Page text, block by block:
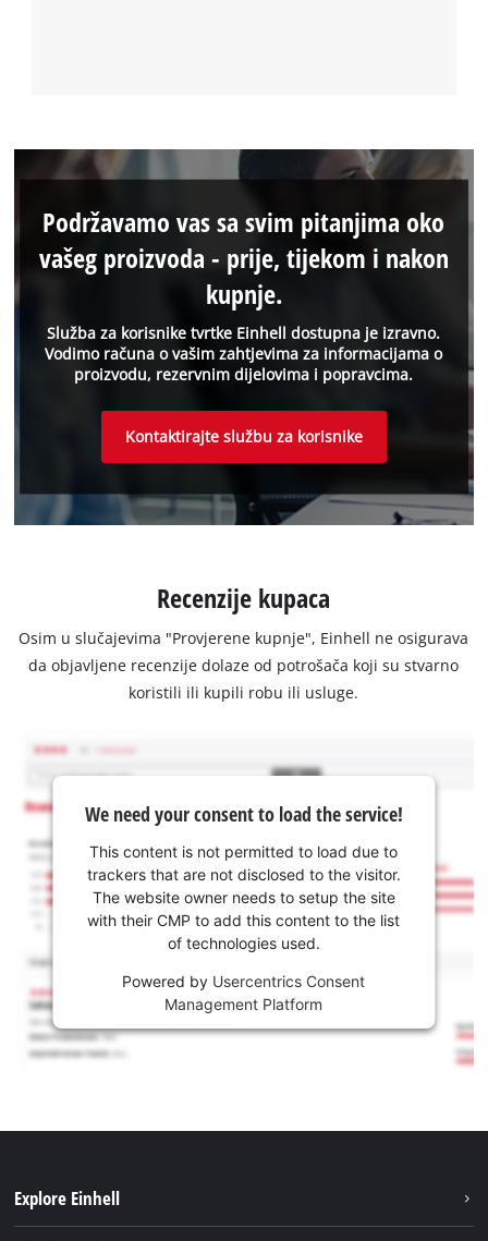
Služba za korisnike tvrtke Einhell dostupna je izravno.
Vodimo računa o vašim zahtjevima za informacijama o
proizvodu, rezervnim dijelovima i popravcima.
Podržavamo vas sa svim pitanjima oko
vašeg proizvoda - prije, tijekom i nakon
kupnje.
Kontaktirajte službu za korisnike
Recenzije kupaca
Osim u slučajevima "Provjerene kupnje", Einhell ne osigurava
da objavljene recenzije dolaze od potrošača koji su stvarno
koristili ili kupili robu ili usluge.
We need your consent to load the service!
This content is not permitted to load due to
trackers that are not disclosed to the visitor.
The website owner needs to setup the site
with their CMP to add this content to the list
of technologies used.
Powered by Usercentrics Consent
Management Platform
Explore Einhell